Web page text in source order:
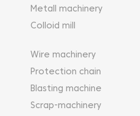
Metall machinery
Colloid mill
Wire machinery
Protection chain
Blasting machine
Scrap-machinery